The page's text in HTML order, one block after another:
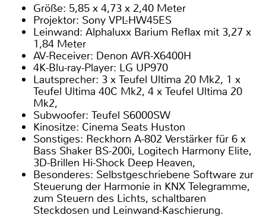
Größe: 5,85 x 4,73 x 2,40 Meter
Projektor: Sony VPL-HW45ES
Leinwand: Alphaluxx Barium Reflax mit 3,27 x
1,84 Meter
AV-Receiver: Denon AVR-X6400H
4K-Blu-ray-Player: LG UP970
Lautsprecher: 3 x Teufel Ultima 20 Mk2, 1 x
Teufel Ultima 40C Mk2, 4 x Teufel Ultima 20
Mk2,
Subwoofer: Teufel S6000SW
Kinositze: Cinema Seats Huston
Sonstiges: Reckhorn A-802 Verstärker für 6 x
Bass Shaker BS-200i, Logitech Harmony Elite,
3D-Brillen Hi-Shock Deep Heaven,
Besonderes: Selbstgeschriebene Software zur
Steuerung der Harmonie in KNX Telegramme,
zum Steuern des Lichts, schaltbaren
Steckdosen und Leinwand-Kaschierung.